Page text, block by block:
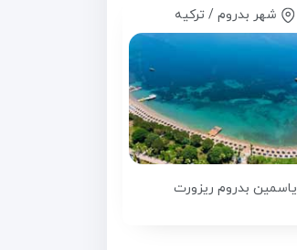
شهر بدروم / ترکیه
یاسمین بدروم ریزورت